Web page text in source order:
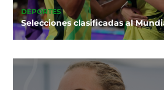
DEPORTES
Selecciones clasificadas al